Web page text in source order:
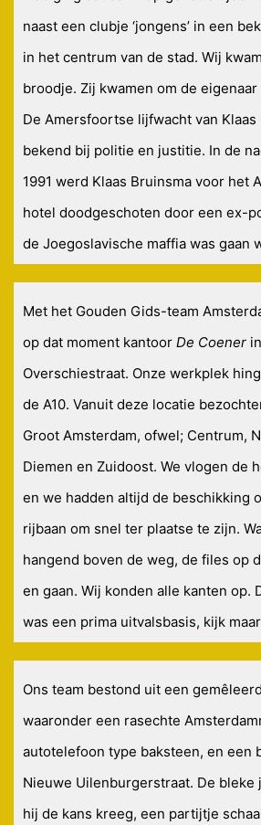
naast een clubje ‘jongens’ in een
in het centrum van de stad. Wij
broodje. Zij kwamen om de
De Amersfoortse lijfwacht van Klaas
bekend bij politie en justitie. In de
1991 werd Klaas Bruinsma voor het
hotel doodgeschoten door een ex-
de Joegoslavische maffia was gaan
Met het Gouden Gids-team
op dat moment kantoor De Coener
Overschiestraat. Onze werkplek
de A10. Vanuit deze locatie
Groot Amsterdam, ofwel; Centrum,
Diemen en Zuidoost. We vlogen de
en we hadden altijd de beschikking
rijbaan om snel ter plaatse te zijn.
hangend boven de weg, de files op
en gaan. Wij konden alle kanten op.
was een prima uitvalsbasis, kijk
Ons team bestond uit een
waaronder een rasechte
autotelefoon type baksteen, en een
Nieuwe Uilenburgerstraat. De bleke
hij de kans kreeg, een partijtje